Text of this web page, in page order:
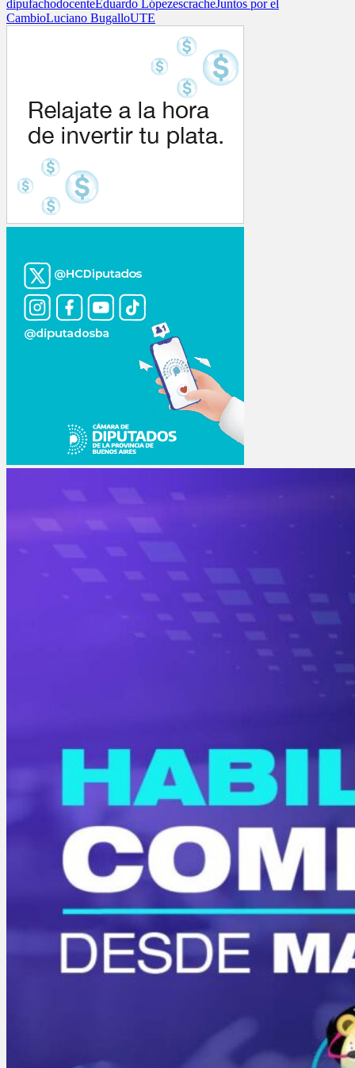
dipufachodocenteEduardo LópezescracheJuntos por el
CambioLuciano BugalloUTE